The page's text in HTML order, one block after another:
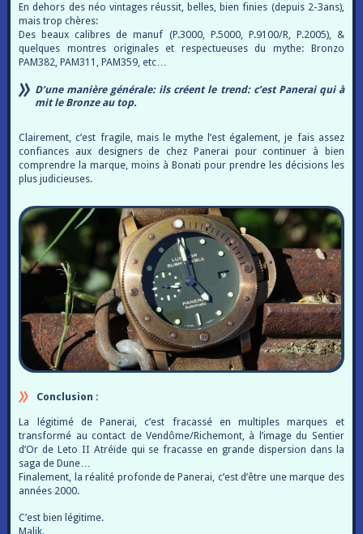
En dehors des néo vintages réussit, belles, bien finies (depuis 2-3ans),
mais trop chères:
Des beaux calibres de manuf (P.3000, P.5000, P.9100/R, P.2005), &
quelques montres originales et respectueuses du mythe: Bronzo
PAM382, PAM311, PAM359, etc…
D’une manière générale: ils créent le trend: c’est Panerai qui à
mit le Bronze au top.
Clairement, c’est fragile, mais le mythe l’est également, je fais assez
confiances aux designers de chez Panerai pour continuer à bien
comprendre la marque, moins à Bonati pour prendre les décisions les
plus judicieuses.
Conclusion :
La légitimé de Panerai, c’est fracassé en multiples marques et
transformé au contact de Vendôme/Richemont, à l’image du Sentier
d’Or de Leto II Atréïde qui se fracasse en grande dispersion dans la
saga de Dune…
Finalement, la réalité profonde de Panerai, c’est d’être une marque des
années 2000.
C’est bien légitime.
Malik.